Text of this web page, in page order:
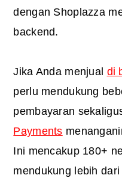
dengan Shoplazza
backend.
Jika Anda menjual di
perlu mendukung
pembayaran
Payments
Ini mencakup 180+
mendukung lebih